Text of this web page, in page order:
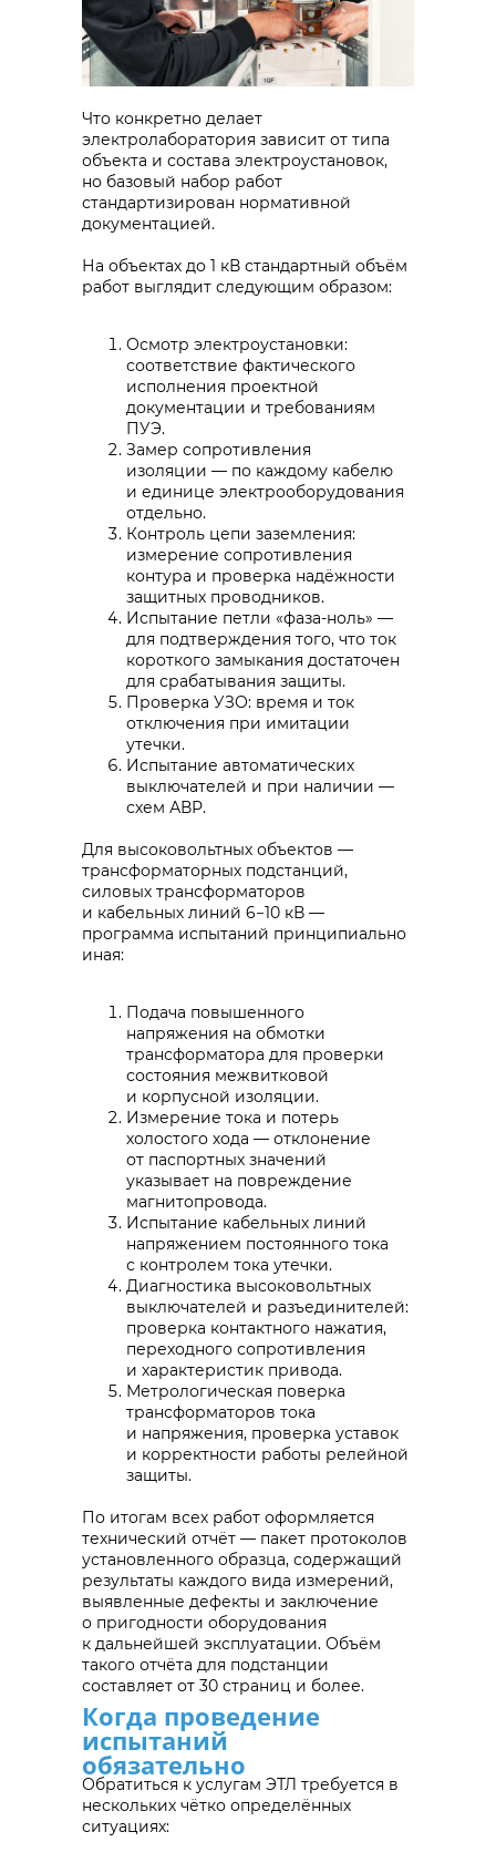
Что конкретно делает
электролаборатория зависит от типа
объекта и состава электроустановок,
но базовый набор работ
стандартизирован нормативной
документацией.
На объектах до 1 кВ стандартный объём
работ выглядит следующим образом:
Осмотр электроустановки:
соответствие фактического
исполнения проектной
документации и требованиям
ПУЭ.
Замер сопротивления
изоляции — по каждому кабелю
и единице электрооборудования
отдельно.
Контроль цепи заземления:
измерение сопротивления
контура и проверка надёжности
защитных проводников.
Испытание петли «фаза-ноль» —
для подтверждения того, что ток
короткого замыкания достаточен
для срабатывания защиты.
Проверка УЗО: время и ток
отключения при имитации
утечки.
Испытание автоматических
выключателей и при наличии —
схем АВР.
Для высоковольтных объектов —
трансформаторных подстанций,
силовых трансформаторов
и кабельных линий 6−10 кВ —
программа испытаний принципиально
иная:
Подача повышенного
напряжения на обмотки
трансформатора для проверки
состояния межвитковой
и корпусной изоляции.
Измерение тока и потерь
холостого хода — отклонение
от паспортных значений
указывает на повреждение
магнитопровода.
Испытание кабельных линий
напряжением постоянного тока
с контролем тока утечки.
Диагностика высоковольтных
выключателей и разъединителей:
проверка контактного нажатия,
переходного сопротивления
и характеристик привода.
Метрологическая поверка
трансформаторов тока
и напряжения, проверка уставок
и корректности работы релейной
защиты.
По итогам всех работ оформляется
технический отчёт — пакет протоколов
установленного образца, содержащий
результаты каждого вида измерений,
выявленные дефекты и заключение
о пригодности оборудования
к дальнейшей эксплуатации. Объём
такого отчёта для подстанции
составляет от 30 страниц и более.
Когда проведение
испытаний
обязательно
Обратиться к услугам ЭТЛ требуется в
нескольких чётко определённых
ситуациях: